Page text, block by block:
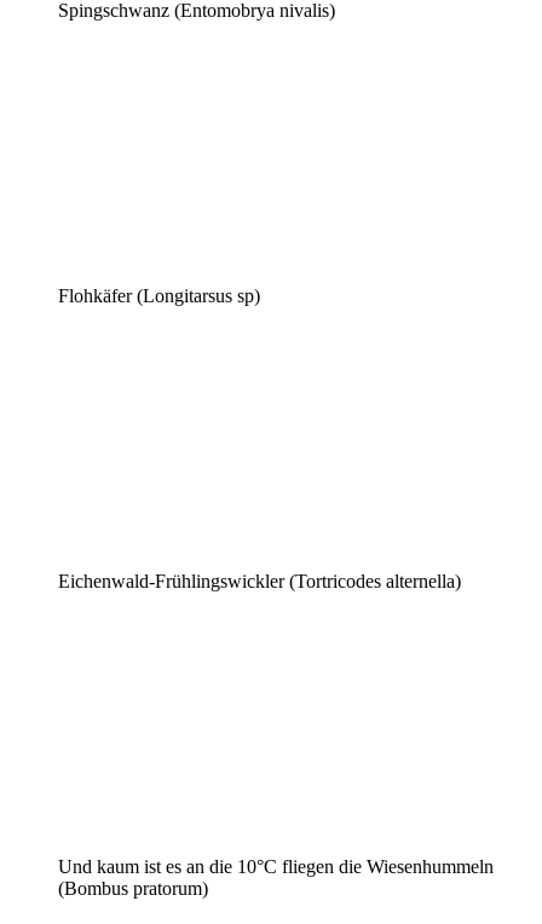
Spingschwanz (Entomobrya nivalis)
Flohkäfer (Longitarsus sp)
Eichenwald-Frühlingswickler (Tortricodes alternella)
Und kaum ist es an die 10°C fliegen die Wiesenhummeln
(Bombus pratorum)